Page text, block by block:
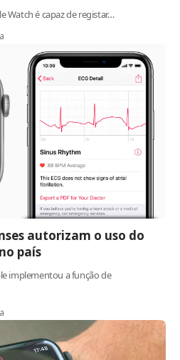
Watch é capaz de registar…
autorizam o uso do
país
implementou a função de